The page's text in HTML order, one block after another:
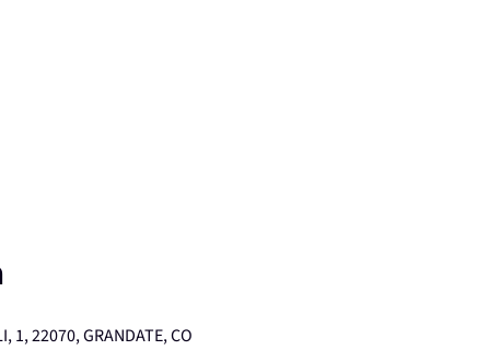
1, 22070, GRANDATE, CO